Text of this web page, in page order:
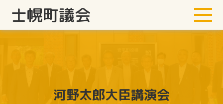
士幌町議会
河野太郎大臣講演会